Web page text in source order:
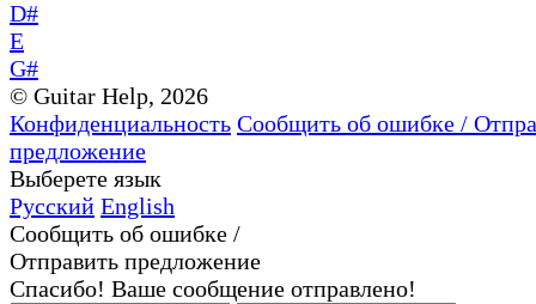
D#
E
G#
© Guitar Help, 2026
Конфиденциальность Сообщить об ошибке /
предложение
Выберете язык
Русский English
Сообщить об ошибке /
Отправить предложение
Спасибо! Ваше сообщение отправлено!